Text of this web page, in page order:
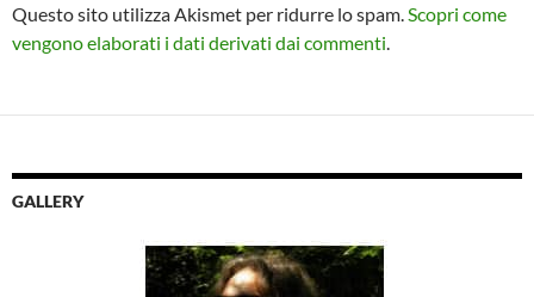
Questo sito utilizza Akismet per ridurre lo spam. Scopri come
vengono elaborati i dati derivati dai commenti
GALLERY